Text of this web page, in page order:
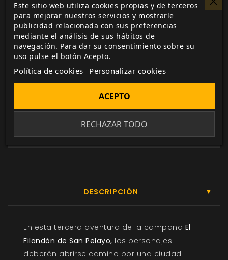
Pago seguro
a través de Paypal, transferencia o tarjeta de
crédito.
Entrega 24/48h
para envios nacionales.
Biblioteca digital
actualizada con todos los juego canjeados
o comprados.
DESCRIPCIÓN ▼
En esta tercera aventura de la campaña El
Filandón de San Pelayo, los personajes
deberán abrirse camino por una ciudad
Este sitio web utiliza cookies propias y de terceros
para mejorar nuestros servicios y mostrarle
publicidad relacionada con sus preferencias
mediante el análisis de sus hábitos de
navegación. Para dar su consentimiento sobre su
uso pulse el botón Acepto.
Política de cookies Personalizar cookies
RECHAZAR TODO
ACEPTO